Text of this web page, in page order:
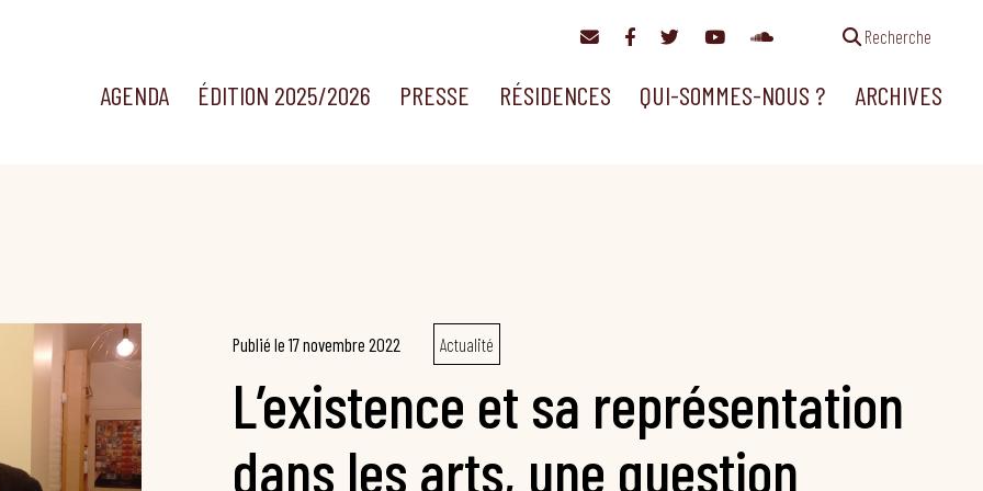
Recherche
AGENDA ÉDITION 2025/2026 PRESSE RÉSIDENCES QUI-SOMMES-NOUS ? ARCHIVES
Publié le17 novembre 2022 Actualité
L’existence et sa représentation
dans les arts, une question